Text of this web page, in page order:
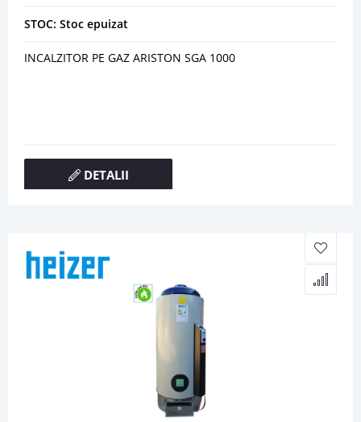
STOC: Stoc epuizat
INCALZITOR PE GAZ ARISTON SGA 1000
DETALII